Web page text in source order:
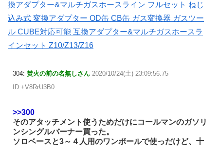
換アダプター&マルチガスホースライン フルセット ねじ
込み式 変換アダプター OD缶 CB缶 ガス変換器 ガスツー
ル CUBE対応可能 互換アダプター&マルチガスホースラ
インセット Z10/Z13/Z16
304: 焚火の前の名無しさん 2020/10/24(土) 23:09:56.75
ID:+V8RrU3B0
>>300
そのアタッチメント使うためだけにコールマンのガソリ
ンシングルバーナー買った。
ソロベースと3～４人用のワンポールで使っだけど、十